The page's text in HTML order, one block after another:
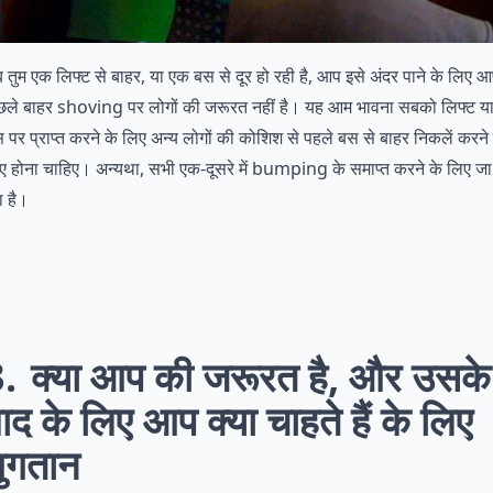
तुम एक लिफ्ट से बाहर, या एक बस से दूर हो रही है, आप इसे अंदर पाने के लिए
बाहर shoving पर लोगों की जरूरत नहीं है। यह आम भावना सबको लिफ्ट या
पर प्राप्त करने के लिए अन्य लोगों की कोशिश से पहले बस से बाहर निकलें
होना चाहिए। अन्यथा, सभी एक-दूसरे में bumping के समाप्त करने के लिए जा
है।
क्या आप की जरूरत है, और उसके
के लिए आप क्या चाहते हैं के लिए